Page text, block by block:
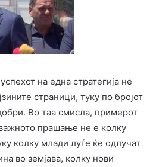
на една стратегија не
страници, туку по бројот
Во таа смисла, примерот
прашање не е колку
колку млади луѓе ќе одлучат
во земјава, колку нови